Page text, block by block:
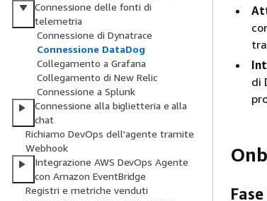
Connessione delle fonti di
telemetria
Connessione di Dynatrace
Connessione DataDog
Collegamento a Grafana
Collegamento di New Relic
Connessione a Splunk
Connessione alla biglietteria e alla
chat
Richiamo DevOps dell'agente tramite
Webhook
Integrazione AWS DevOps Agente
con Amazon EventBridge
Registri e metriche venduti
di